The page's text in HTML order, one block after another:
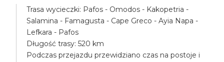
Trasa wycieczki: Pafos - Omodos - Kakopetria -
Salamina - Famagusta - Cape Greco - Ayia Napa -
Lefkara - Pafos
Długość trasy: 520 km
Podczas przejazdu przewidziano czas na postoje i